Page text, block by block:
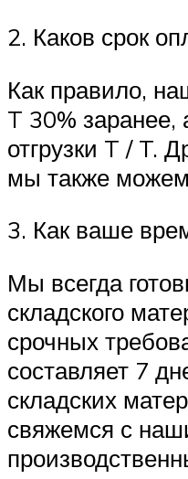
2. Каков срок
Как правило,
T 30% заранее,
отгрузки T / T.
мы также
3. Как ваше
Мы всегда
складского
срочных
составляет 7
складских
свяжемся с